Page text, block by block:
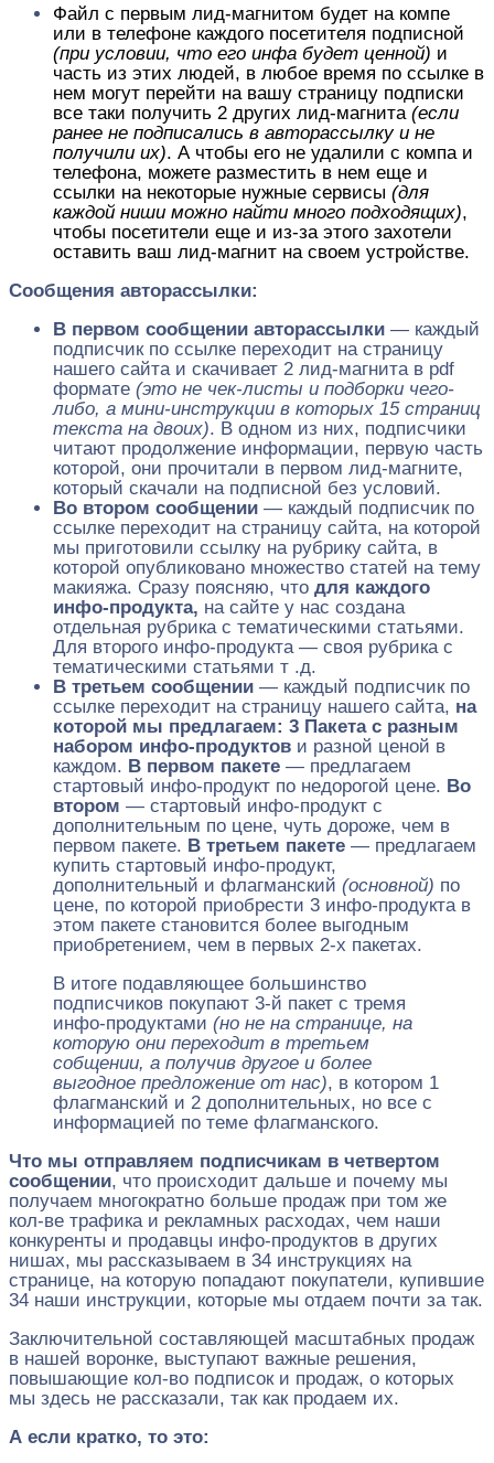
Файл с первым лид-магнитом будет на компе
или в телефоне каждого посетителя подписной
(при условии, что его инфа будет ценной) и
часть из этих людей, в любое время по ссылке в
нем могут перейти на вашу страницу подписки
все таки получить 2 других лид-магнита (если
ранее не подписались в авторассылку и не
получили их). А чтобы его не удалили с компа и
телефона, можете разместить в нем еще и
ссылки на некоторые нужные сервисы (для
каждой ниши можно найти много подходящих),
чтобы посетители еще и из-за этого захотели
оставить ваш лид-магнит на своем устройстве.
Сообщения авторассылки:
В первом сообщении авторассылки — каждый
подписчик по ссылке переходит на страницу
нашего сайта и скачивает 2 лид-магнита в pdf
формате (это не чек-листы и подборки чего-
либо, а мини-инструкции в которых 15 страниц
текста на двоих). В одном из них, подписчики
читают продолжение информации, первую часть
которой, они прочитали в первом лид-магните,
который скачали на подписной без условий.
Во втором сообщении — каждый подписчик по
ссылке переходит на страницу сайта, на которой
мы приготовили ссылку на рубрику сайта, в
которой опубликовано множество статей на тему
макияжа. Сразу поясняю, что для каждого
инфо-продукта, на сайте у нас создана
отдельная рубрика с тематическими статьями.
Для второго инфо-продукта — своя рубрика с
тематическими статьями т .д.
В третьем сообщении — каждый подписчик по
ссылке переходит на страницу нашего сайта, на
которой мы предлагаем: 3 Пакета с разным
набором инфо-продуктов и разной ценой в
каждом. В первом пакете — предлагаем
стартовый инфо-продукт по недорогой цене. Во
втором — стартовый инфо-продукт с
дополнительным по цене, чуть дороже, чем в
первом пакете. В третьем пакете — предлагаем
купить стартовый инфо-продукт,
дополнительный и флагманский (основной) по
цене, по которой приобрести 3 инфо-продукта в
этом пакете становится более выгодным
приобретением, чем в первых 2-х пакетах.
В итоге подавляющее большинство
подписчиков покупают 3-й пакет с тремя
инфо-продуктами (но не на странице, на
которую они переходит в третьем
собщении, а получив другое и более
выгодное предложение от нас), в котором 1
флагманский и 2 дополнительных, но все с
информацией по теме флагманского.
Что мы отправляем подписчикам в четвертом
сообщении, что происходит дальше и почему мы
получаем многократно больше продаж при том же
кол-ве трафика и рекламных расходах, чем наши
конкуренты и продавцы инфо-продуктов в других
нишах, мы рассказываем в 34 инструкциях на
странице, на которую попадают покупатели, купившие
34 наши инструкции, которые мы отдаем почти за так.
Заключительной составляющей масштабных продаж
в нашей воронке, выступают важные решения,
повышающие кол-во подписок и продаж, о которых
мы здесь не рассказали, так как продаем их.
А если кратко, то это: